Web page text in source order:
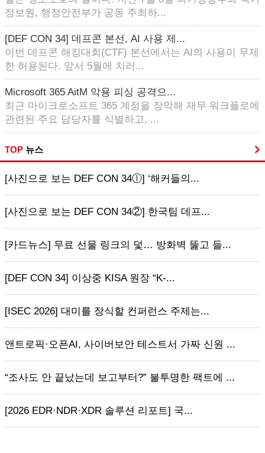
정보원, 행정안전부가 공동 주최하...
[DEF CON 34] 데프콘 본선, AI 사용 제...
이번 데프콘 해킹대회(CTF) 본선에서는 AI의 사용이 무제
한 허용된다. 앞서 5월에 치러...
Microsoft 365 AitM 악용 피싱 공격으...
최근 마이크로소프트 365 계정을 장악해 재무 워크플로에
관련된 주요 담당자를 식별하고, ...
TOP 뉴스
[사진으로 보는 DEF CON 34ⓛ] ‘해커들의...
[사진으로 보는 DEF CON 34②] 한국팀 데프...
[카드뉴스] 무료 선물 링크의 덫… 방화벽 뚫고 들...
[DEF CON 34] 이상중 KISA 원장 “K-...
[ISEC 2026] 대미를 장식할 컨퍼런스 주제는...
앤트로픽·오픈AI, 사이버보안 테스트서 가짜 신원 ...
“조사도 안 끝났는데 보고부터?” 불투명한 팩트에 ...
[2026 EDR·NDR·XDR 솔루션 리포트] 국...